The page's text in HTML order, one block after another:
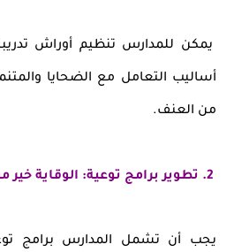
يمكن للمدارس تنظيم أوراش
أساليب التعامل مع الضحايا
من العنف.
يجب أن تشمل المدارس برامج